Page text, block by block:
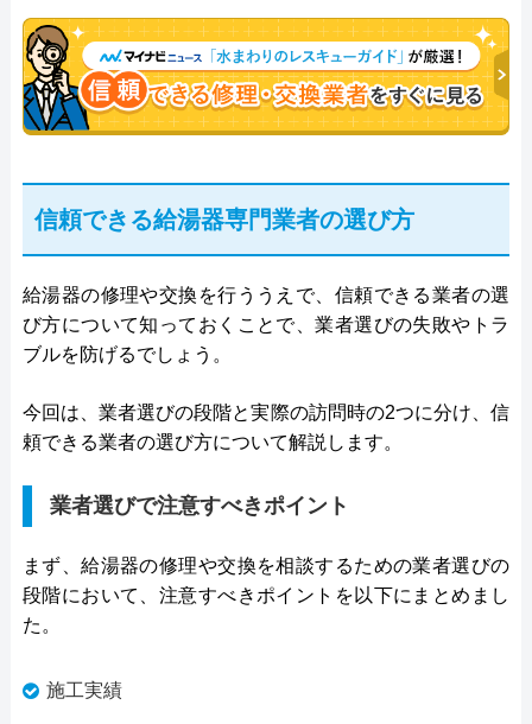
信頼できる給湯器専門業者の選び方
給湯器の修理や交換を行ううえで、信頼できる業者の選
び方について知っておくことで、業者選びの失敗やトラ
ブルを防げるでしょう。
今回は、業者選びの段階と実際の訪問時の2つに分け、信
頼できる業者の選び方について解説します。
業者選びで注意すべきポイント
まず、給湯器の修理や交換を相談するための業者選びの
段階において、注意すべきポイントを以下にまとめまし
た。
施工実績